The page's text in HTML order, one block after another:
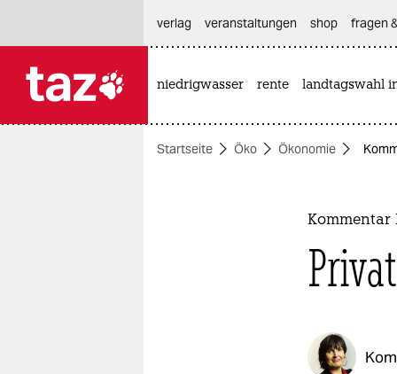
themen
verlag
veranstaltungen shop fragen
niedrigwasser rente landtagswahl
Startseite Öko Ökonomie
Kommentar